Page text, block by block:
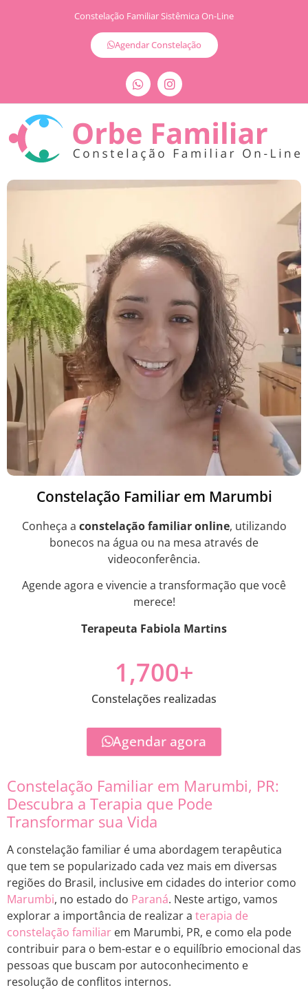
Constelação Familiar Sistêmica On-Line
Agendar Constelação
Constelação Familiar em Marumbi
Conheça a constelação familiar online, utilizando
bonecos na água ou na mesa através de
videoconferência.
Agende agora e vivencie a transformação que você
merece!
Terapeuta Fabiola Martins
Constelações realizadas
1,700+
Agendar agora
Constelação Familiar em Marumbi, PR:
Descubra a Terapia que Pode
Transformar sua Vida
A constelação familiar é uma abordagem terapêutica
que tem se popularizado cada vez mais em diversas
regiões do Brasil, inclusive em cidades do interior como
Marumbi, no estado do Paraná. Neste artigo, vamos
explorar a importância de realizar a terapia de
constelação familiar em Marumbi, PR, e como ela pode
contribuir para o bem-estar e o equilíbrio emocional das
pessoas que buscam por autoconhecimento e
resolução de conflitos internos.